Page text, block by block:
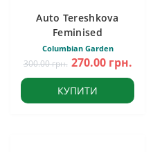
Auto Tereshkova
Feminised
Columbian Garden
300.00 грн. 270.00 грн.
КУПИТИ